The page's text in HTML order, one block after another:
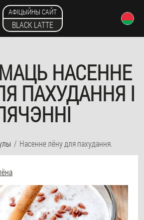
АФІЦЫЙНЫ САЙТ
BLACK LATTE
НАСЕННЕ
ПАХУДАННЯ І
Насенне лёну для пахудання.